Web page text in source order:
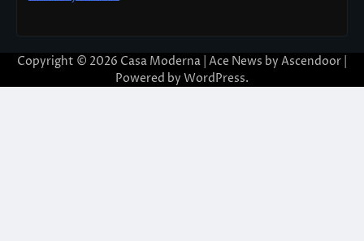
Copyright © 2026 Casa Moderna | Ace News by Ascendoor
Powered by WordPress.